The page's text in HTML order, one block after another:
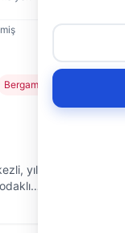
Bergama
yıllardır